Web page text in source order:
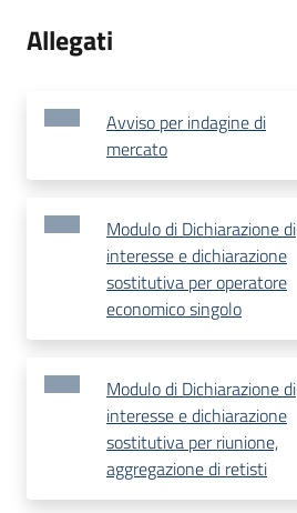
Allegati
Avviso per indagine di
mercato
Modulo di Dichiarazione di
interesse e dichiarazione
sostitutiva per operatore
economico singolo
Modulo di Dichiarazione di
interesse e dichiarazione
sostitutiva per riunione,
aggregazione di retisti